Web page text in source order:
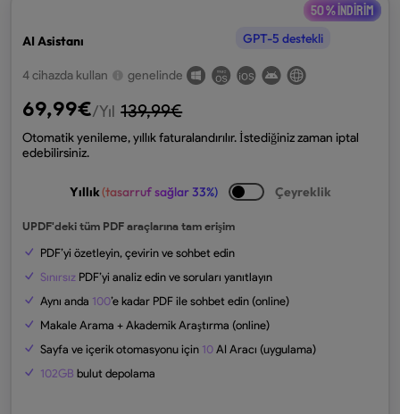
50 % indirim
AI Asistanı GPT-5 destekli
4 cihazda kullan genelinde
69,99€/Yıl 139,99€
Otomatik yenileme, yıllık faturalandırılır. İstediğiniz zaman iptal
edebilirsiniz.
Yıllık(tasarruf sağlar 33%) Çeyreklik
UPDF'deki tüm PDF araçlarına tam erişim
PDF’yi özetleyin, çevirin ve sohbet edin
Sınırsız PDF’yi analiz edin ve soruları yanıtlayın
Aynı anda 100’e kadar PDF ile sohbet edin (online)
Makale Arama + Akademik Araştırma (online)
Sayfa ve içerik otomasyonu için 10 AI Aracı (uygulama)
102GB bulut depolama